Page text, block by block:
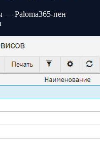
— Paloma365-пен